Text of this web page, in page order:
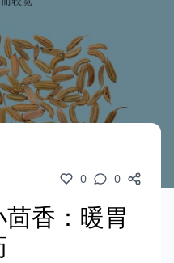
0 0
茴香：暖胃